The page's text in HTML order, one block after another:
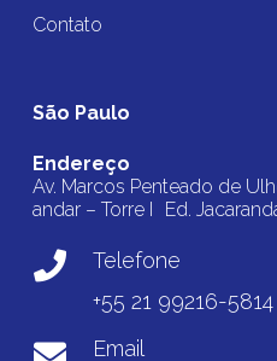
Contato
São Paulo
Endereço
Av. Marcos Penteado de
andar – Torre I Ed.
Telefone
+55 21 99216-5814
Email